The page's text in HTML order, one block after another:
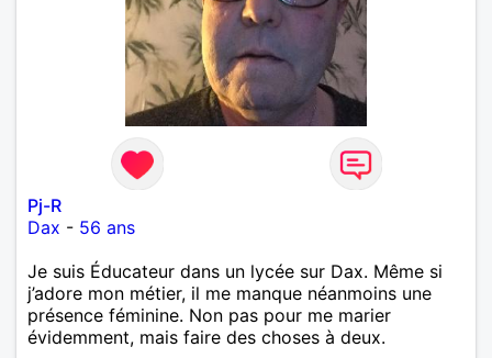
Pj-R
Dax - 56 ans
Je suis Éducateur dans un lycée sur Dax. Même si
j’adore mon métier, il me manque néanmoins une
présence féminine. Non pas pour me marier
évidemment, mais faire des choses à deux.